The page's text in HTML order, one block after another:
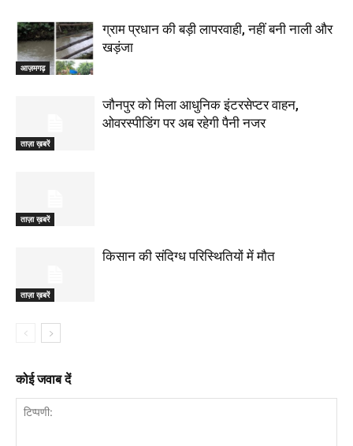
आज़मगढ़
ग्राम प्रधान की बड़ी लापरवाही, नहीं बनी नाली और
खड़ंजा
ताज़ा ख़बरें
जौनपुर को मिला आधुनिक इंटरसेप्टर वाहन,
ओवरस्पीडिंग पर अब रहेगी पैनी नजर
ताज़ा ख़बरें
ताज़ा ख़बरें
किसान की संदिग्ध परिस्थितियों में मौत
कोई जवाब दें